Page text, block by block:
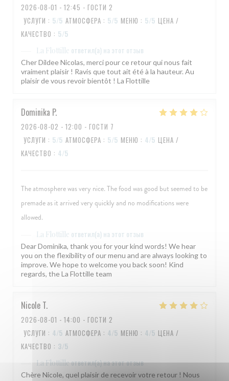
2026-08-01 - 12:45 - ГОСТИ 2
УСЛУГИ : 5/5 АТМОСФЕРА : 5/5 МЕНЮ : 5/5 ЦЕНА /
КАЧЕСТВО : 5/5
La Flottille ответил(а) на этот отзыв
Cher Dildee Nicolas, merci pour ce retour qui nous fait
vraiment plaisir ! Ravis que tout ait été à la hauteur. Au
plaisir de vous revoir bientôt ! La Flottille
Dominika P
2026-08-02 - 12:00 - ГОСТИ 7
УСЛУГИ : 5/5 АТМОСФЕРА : 5/5 МЕНЮ : 4/5 ЦЕНА /
КАЧЕСТВО : 4/5
The atmosphere was very nice. The food was good but seemed to be
premade as it arrived very quickly and no modifications were
allowed.
La Flottille ответил(а) на этот отзыв
Dear Dominika, thank you for your kind words! We hear
you on the flexibility of our menu and are always looking to
improve. We hope to welcome you back soon! Kind
regards, the La Flottille team
Nicole T
2026-08-01 - 14:00 - ГОСТИ 2
УСЛУГИ : 4/5 АТМОСФЕРА : 4/5 МЕНЮ : 4/5 ЦЕНА /
КАЧЕСТВО : 3/5
La Flottilleответил(а) на этот отзыв
Chère Nicole, quel plaisir de recevoir votre retour ! Nous